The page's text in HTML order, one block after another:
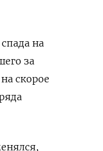
на
за
скорое